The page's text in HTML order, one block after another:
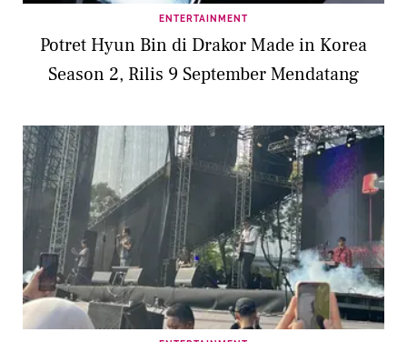
ENTERTAINMENT
Potret Hyun Bin di Drakor Made in Korea
Season 2, Rilis 9 September Mendatang